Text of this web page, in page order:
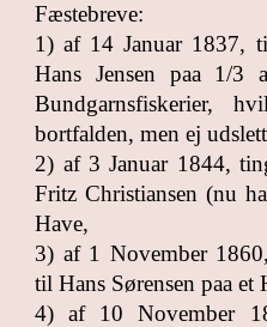
Fæstebreve:
1) af 14 Januar 1837,
Hans Jensen paa 1/
Bundgarnsfiskerier,
bortfalden, men ej
2) af 3 Januar 1844,
Fritz Christiansen (nu
Have,
3) af 1 November
til Hans Sørensen paa et
4) af 10 November